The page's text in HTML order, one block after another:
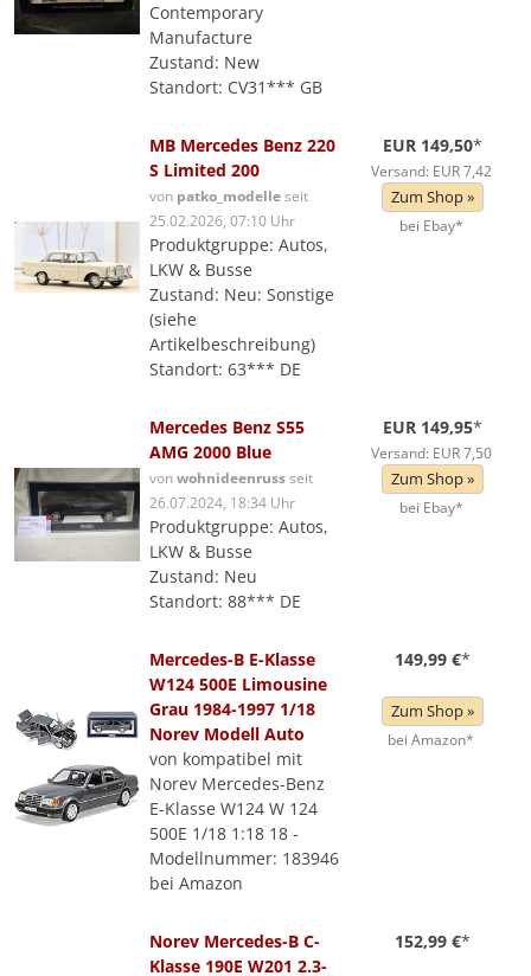
Contemporary
Manufacture
Zustand: New
Standort: CV31*** GB
MB Mercedes Benz 220
S Limited 200
von patko_modelleseit
25.02.2026, 07:10 Uhr
Produktgruppe: Autos,
LKW & Busse
Zustand: Neu: Sonstige
(siehe
Artikelbeschreibung)
Standort: 63*** DE
EUR 149,50*
Versand: EUR 7,42
Zum Shop »
bei Ebay*
Mercedes Benz S55
AMG 2000 Blue
vonwohnideenrussseit
26.07.2024, 18:34 Uhr
Produktgruppe: Autos,
LKW & Busse
Zustand: Neu
Standort: 88*** DE
EUR 149,95*
Versand: EUR 7,50
Zum Shop »
bei Ebay*
Mercedes-B E-Klasse
W124 500E Limousine
Grau 1984-1997 1/18
Norev Modell Auto
von kompatibel mit
Norev Mercedes-Benz
E-Klasse W124 W 124
500E 1/18 1:18 18 -
Modellnummer: 183946
bei Amazon
149,99 €*
Zum Shop »
bei Amazon*
Norev Mercedes-B C-
Klasse 190E W201 2.3-
152,99 €*